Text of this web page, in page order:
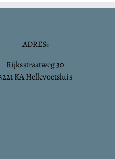
ADRES:
Rijksstraatweg 30
KA Hellevoetsluis